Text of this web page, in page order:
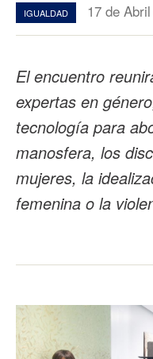
IGUALDAD 17 de
El encuentro
expertas en
tecnología para
manosfera, los
mujeres, la
femenina o la